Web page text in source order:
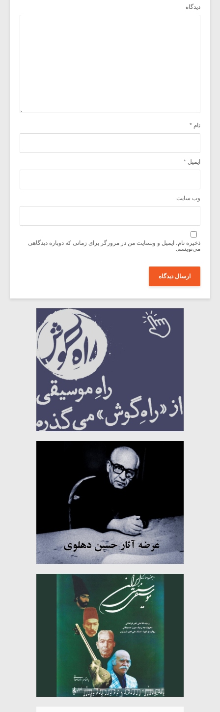
دیدگاه
نام *
ایمیل *
وب‌ سایت
ذخیره نام، ایمیل و وبسایت من در مرورگر برای زمانی که دوباره دیدگاهی
می‌نویسم.